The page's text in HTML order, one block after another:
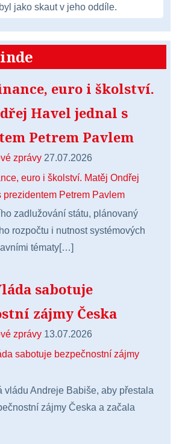
jako skaut v jeho oddíle.
euro i školství.
Havel jednal s
Petrem Pavlem
zprávy 27.07.2026
zadlužování státu, plánovaný
rozpočtu i nutnost systémových
tématy[…]
sabotuje
zájmy Česka
zprávy 13.07.2026
vládu Andreje Babiše, aby přestala
zájmy Česka a začala